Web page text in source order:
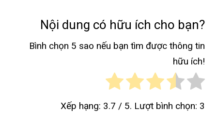
Nội dung có hữu ích cho bạn?
Bình chọn 5 sao nếu bạn tìm được thông tin
hữu ích!
Xếp hạng: 3.7 / 5. Lượt bình chọn: 3